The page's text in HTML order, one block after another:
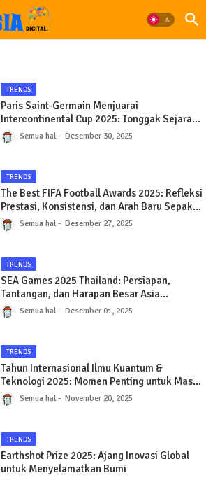
TRENDS
Paris Saint-Germain Menjuarai
Intercontinental Cup 2025: Tonggak Sejarah
Baru Dominasi Sepak Bola Modern
Semua hal Desember 30, 2025
TRENDS
The Best FIFA Football Awards 2025: Refleksi
Prestasi, Konsistensi, dan Arah Baru Sepak
Bola Dunia
Semua hal Desember 27, 2025
TRENDS
SEA Games 2025 Thailand: Persiapan,
Tantangan, dan Harapan Besar Asia
Tenggara
Semua hal Desember 01, 2025
TRENDS
Tahun Internasional Ilmu Kuantum &
Teknologi 2025: Momen Penting untuk Masa
Depan Sains dan Dunia Modern
Semua hal November 20, 2025
TRENDS
Earthshot Prize 2025: Ajang Inovasi Global
untuk Menyelamatkan Bumi